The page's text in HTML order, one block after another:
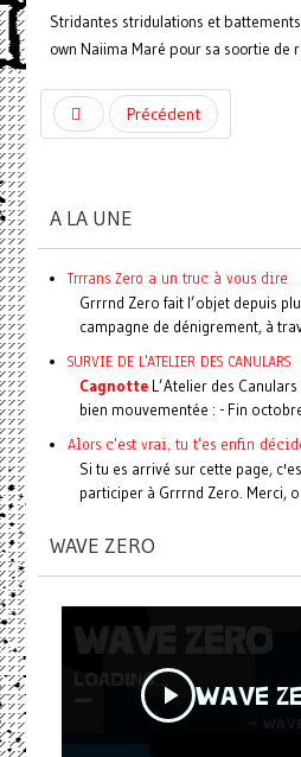
Stridantes stridulations et
own Naiima Maré pour sa soortie de
Précédent
A LA UNE
Trrrans Zero a un truc à vous dire
Grrrnd Zero fait l’objet depuis
campagne de dénigrement, à
SURVIE DE L'ATELIER DES CANULARS
CagnotteL’Atelier des
bien mouvementée : - Fin octobre
Alors c'est vrai, tu t'es enfin
Si tu es arrivé sur cette page,
participer à Grrrnd Zero. Merci, on
WAVE ZERO